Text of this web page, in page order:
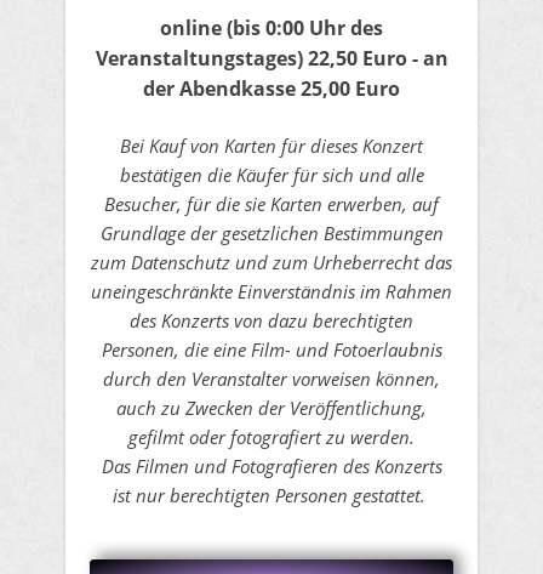
online(bis 0:00 Uhr des
Veranstaltungstages)22,50 Euro​ - an
der Abendkasse 25,00 Euro
Bei Kauf von Karten für dieses Konzert
bestätigen die Käufer für sich und alle
Besucher, für die sie Karten erwerben, auf
Grundlage der gesetzlichen Bestimmungen
zum Datenschutz und zum Urheberrecht das
uneingeschränkte Einverständnis im Rahmen
des Konzerts von dazu berechtigten
Personen, die eine Film- und Fotoerlaubnis
durch den Veranstalter vorweisen können,
auch zu Zwecken der Veröffentlichung,
gefilmt oder fotografiert zu werden.
Das Filmen und Fotografieren des Konzerts
ist nur berechtigten Personen gestattet.